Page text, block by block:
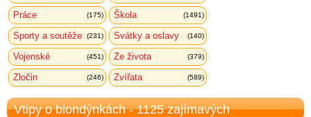
Práce (175) Škola (1491)
Sporty a soutěže (231) Svátky a oslavy (140)
Vojenské (451) Ze života (379)
Zločin (246) Zvířata (589)
Vtipy o blondýnkách - 1125 zajímavých